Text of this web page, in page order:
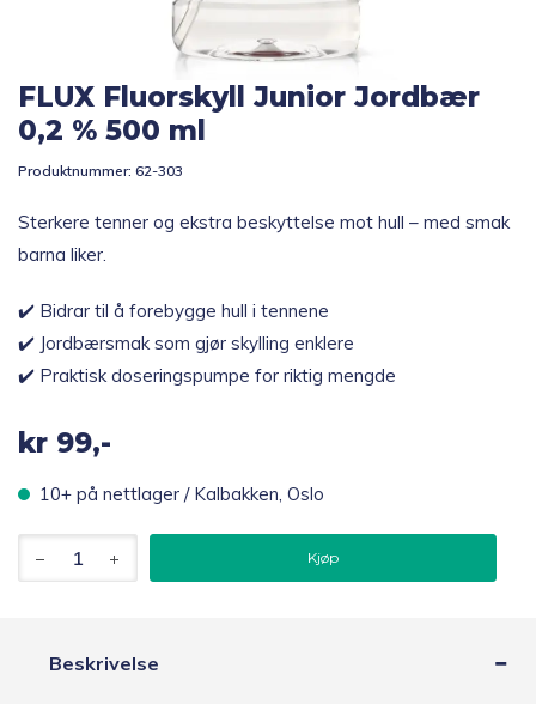
Gavetips
Fold
FLUX Fluorskyll Junior Jordbær
0,2 % 500 ml
Produktnummer: 62-303
Sterkere tenner og ekstra beskyttelse mot hull – med smak
barna liker.
✔️ Bidrar til å forebygge hull i tennene
✔️ Jordbærsmak som gjør skylling enklere
✔️ Praktisk doseringspumpe for riktig mengde
kr 99,-
10+ på nettlager / Kalbakken, Oslo
Fluorskyll
Junior
Kjøp
Beskrivelse